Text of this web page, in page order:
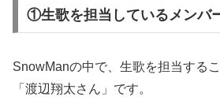
①生歌を担当しているメンバ
SnowManの中で、生歌を担当する
「渡辺翔太さん」です。